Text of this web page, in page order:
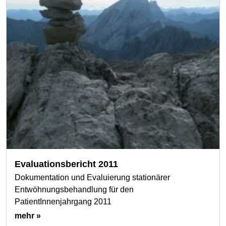
Evaluationsbericht 2011
Dokumentation und Evaluierung stationärer
Entwöhnungsbehandlung für den
PatientInnenjahrgang 2011
mehr »